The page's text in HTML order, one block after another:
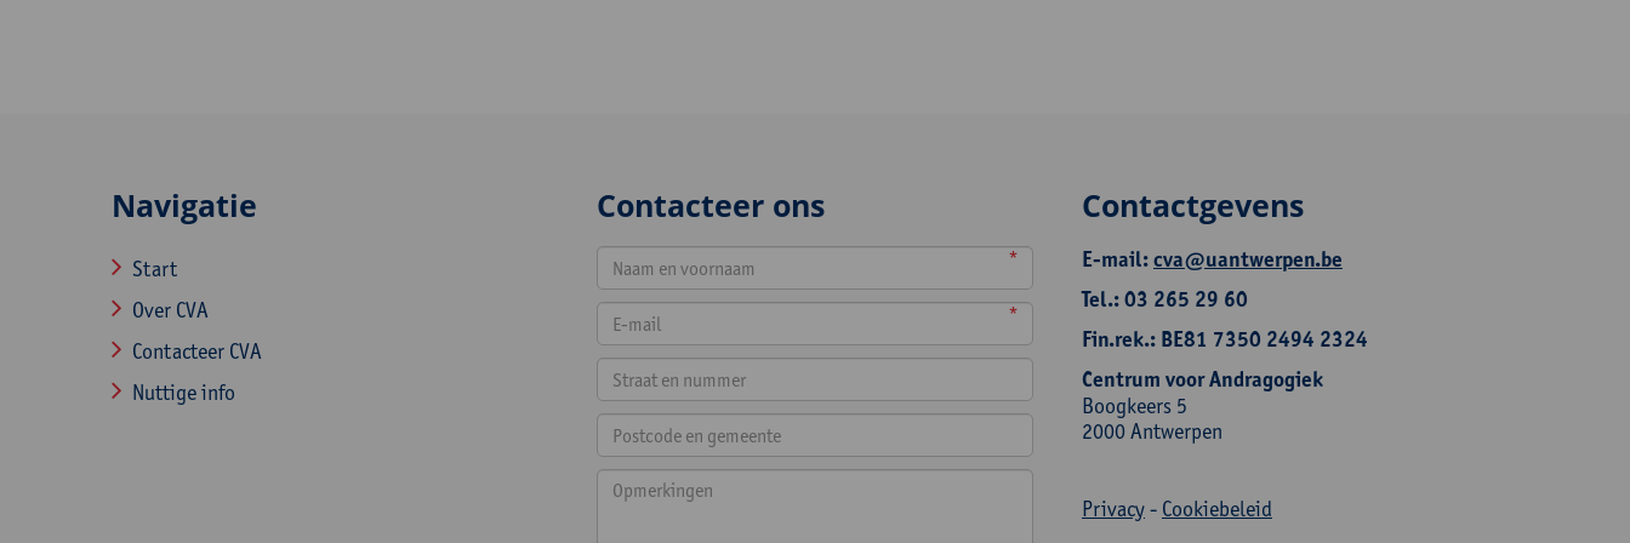
Navigatie
Start
Over CVA
Contacteer CVA
Nuttige info
Contacteer ons
*
*
Contactgevens
E-mail:cva@uantwerpen.be
Tel.: 03 265 29 60
Fin.rek.: BE81 7350 2494 2324
Centrum voor Andragogiek
Boogkeers 5
2000 Antwerpen
Privacy- Cookiebeleid